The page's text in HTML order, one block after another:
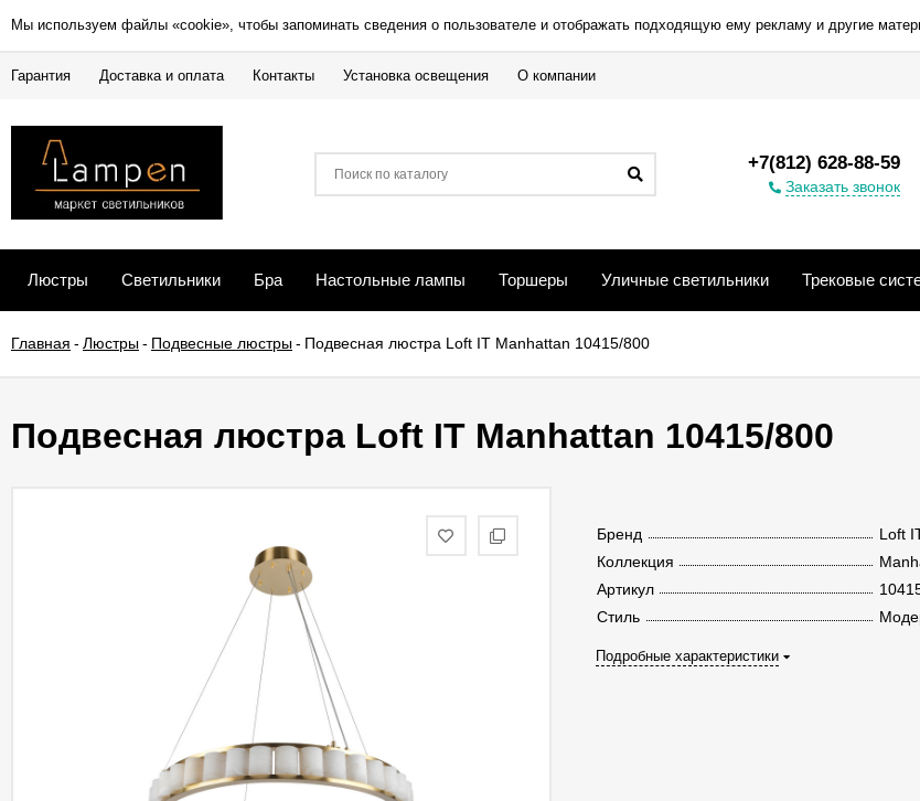
Мы используем файлы «cookie», чтобы запоминать сведения о пользователе и отображать подходящую ему рекламу и другие
Гарантия Доставка и оплата Контакты Установка освещения О компании
+7(812) 628-88-59
Заказать звонок
Люстры Светильники Бра Настольные лампы Торшеры Уличные светильники Трековые
Главная - Люстры- Подвесные люстры- Подвесная люстра Loft IT Manhattan 10415/800
Подвесная люстра Loft IT Manhattan 10415/800
Бренд
Loft
Коллекция
Артикул
Стиль
Подробные характеристики